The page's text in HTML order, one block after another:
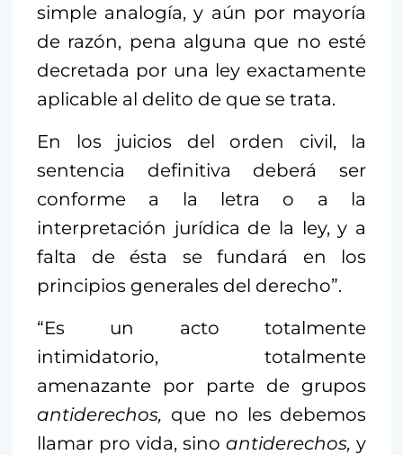
simple analogía, y aún por mayoría
de razón, pena alguna que no esté
decretada por una ley exactamente
aplicable al delito de que se trata.
En los juicios del orden civil, la
sentencia definitiva deberá ser
conforme a la letra o a la
interpretación jurídica de la ley, y a
falta de ésta se fundará en los
principios generales del derecho”.
“Es un acto totalmente
intimidatorio, totalmente
amenazante por parte de grupos
antiderechos, que no les debemos
llamar pro vida, sino antiderechos, y